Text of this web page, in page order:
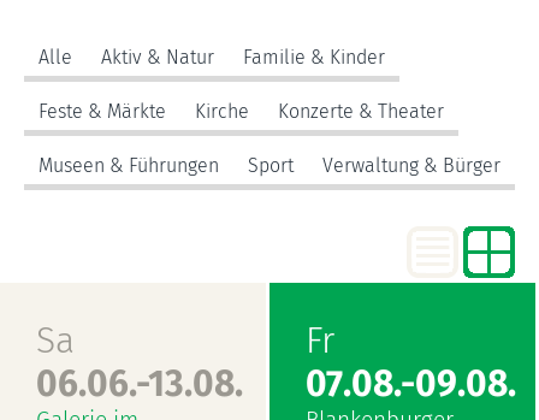
Alle Aktiv & Natur Familie & Kinder
Feste & Märkte Kirche Konzerte & Theater
Museen & Führungen Sport Verwaltung & Bürger
Sa
06.06.-13.08.
Fr
07.08.-09.08.